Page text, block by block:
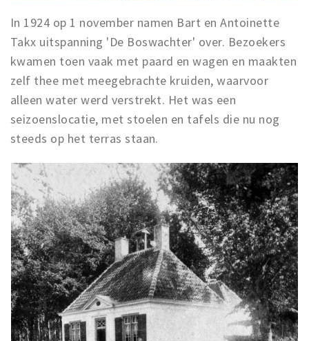
In 1924 op 1 november namen Bart en Antoinette
Takx uitspanning 'De Boswachter' over. Bezoekers
kwamen toen vaak met paard en wagen en maakten
zelf thee met meegebrachte kruiden, waarvoor
alleen water werd verstrekt. Het was een
seizoenslocatie, met stoelen en tafels die nu nog
steeds op het terras staan.